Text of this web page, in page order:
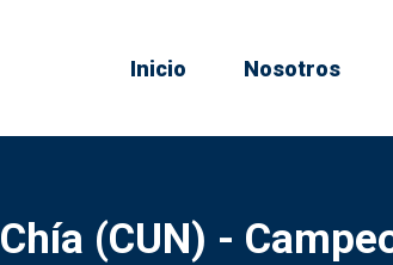
Inicio Nosotros
Chía (CUN) -